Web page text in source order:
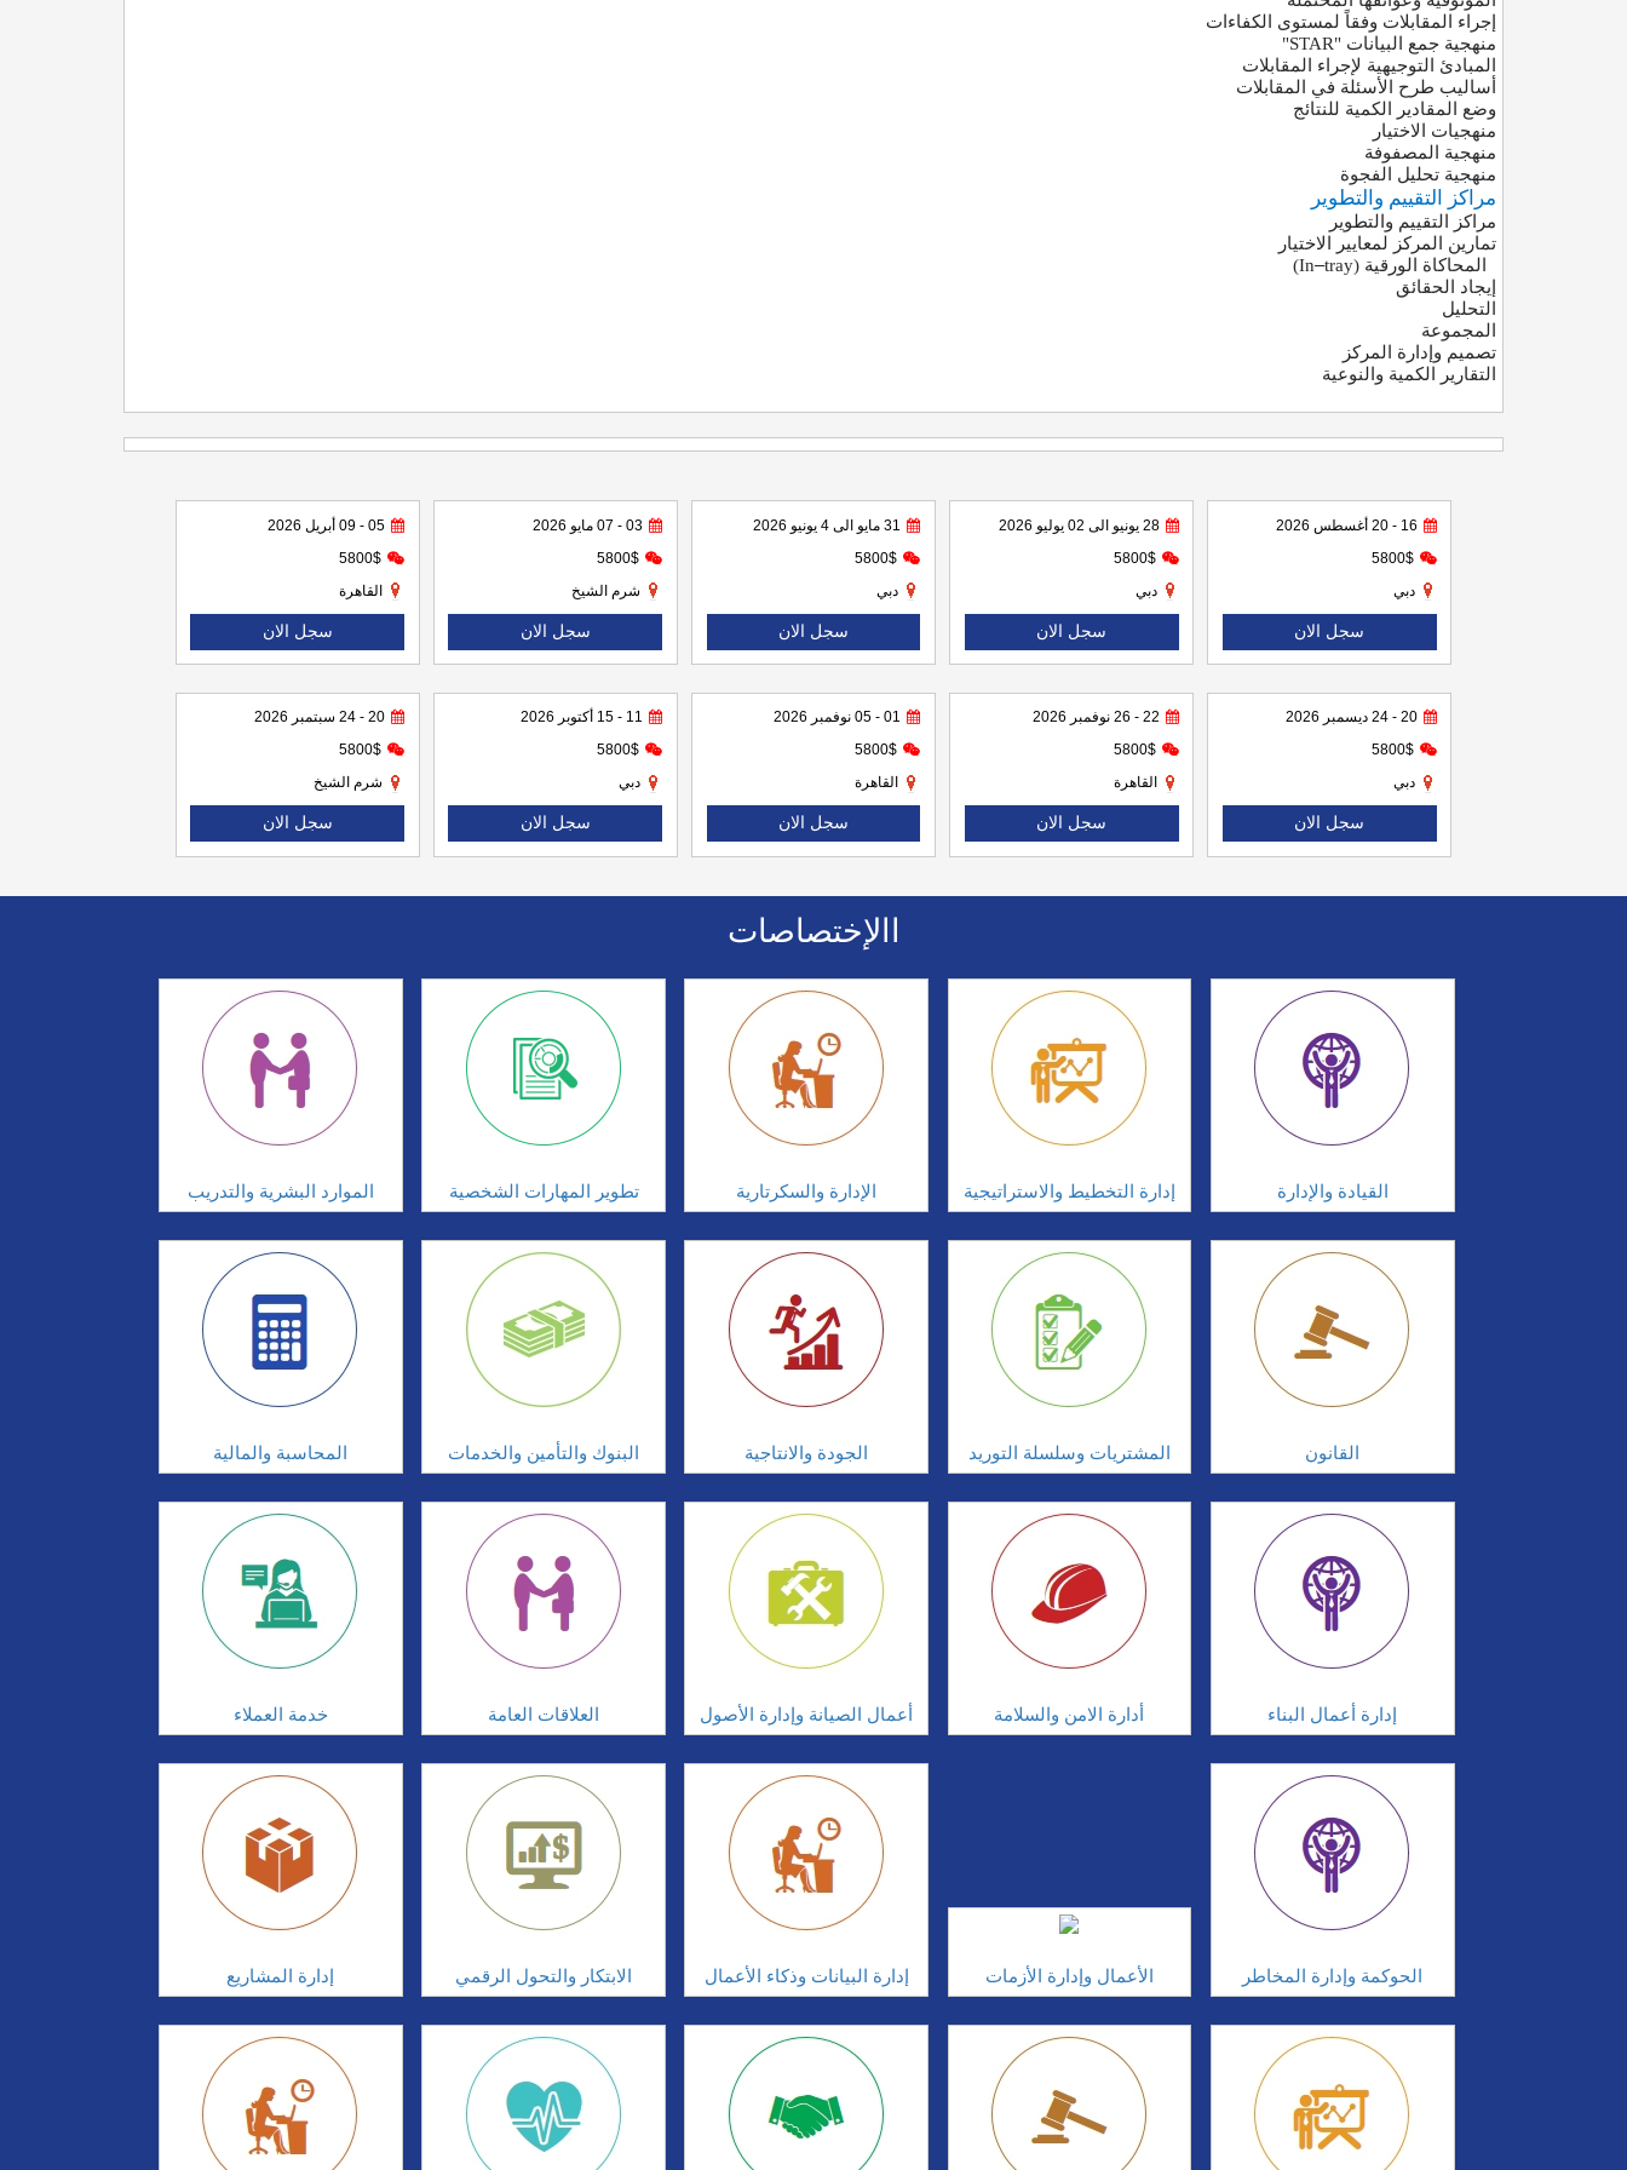
إجراء المقابلات وفقاً لمستوى الكفاءات
"STAR" منهجية جمع البيانات
المبادئ التوجيهية لإجراء المقابلات
أساليب طرح الأسئلة في المقابلات
وضع المقادير الكمية للنتائج
منهجيات الاختيار
منهجية المصفوفة
منهجية تحليل الفجوة
مراكز التقييم والتطوير
مراكز التقييم والتطوير
تمارين المركز لمعايير الاختيار
(In–tray) المحاكاة الورقية
إيجاد الحقائق
التحليل
المجموعة
تصميم وإدارة المركز
التقارير الكمية والنوعية
05 - 09 أبريل 2026
5800$
القاهرة
سجل الان
03 - 07 مايو 2026
5800$
شرم الشيخ
سجل الان
31 مايو الى 4 يونيو 2026
5800$
دبي
سجل الان
28 يونيو الى 02 يوليو 2026
5800$
دبي
سجل الان
16 - 20 أغسطس 2026
5800$
دبي
سجل الان
20 - 24 سبتمبر 2026
5800$
شرم الشيخ
سجل الان
11 - 15 أكتوبر 2026
5800$
دبي
سجل الان
01 - 05 نوفمبر 2026
5800$
القاهرة
سجل الان
22 - 26 نوفمبر 2026
5800$
القاهرة
سجل الان
20 - 24 ديسمبر 2026
5800$
دبي
سجل الان
االإختصاصات
الموارد البشرية والتدريب تطوير المهارات الشخصية الإدارة والسكرتارية إدارة التخطيط والاستراتيجية القيادة والإدارة
المحاسبة والمالية البنوك والتأمين والخدمات الجودة والانتاجية المشتريات وسلسلة التوريد القانون
خدمة العملاء العلاقات العامة أعمال الصيانة وإدارة الأصول أدارة الامن والسلامة إدارة أعمال البناء
إدارة المشاريع الابتكار والتحول الرقمي إدارة البيانات وذكاء الأعمال الأعمال وإدارة الأزمات الحوكمة وإدارة المخاطر